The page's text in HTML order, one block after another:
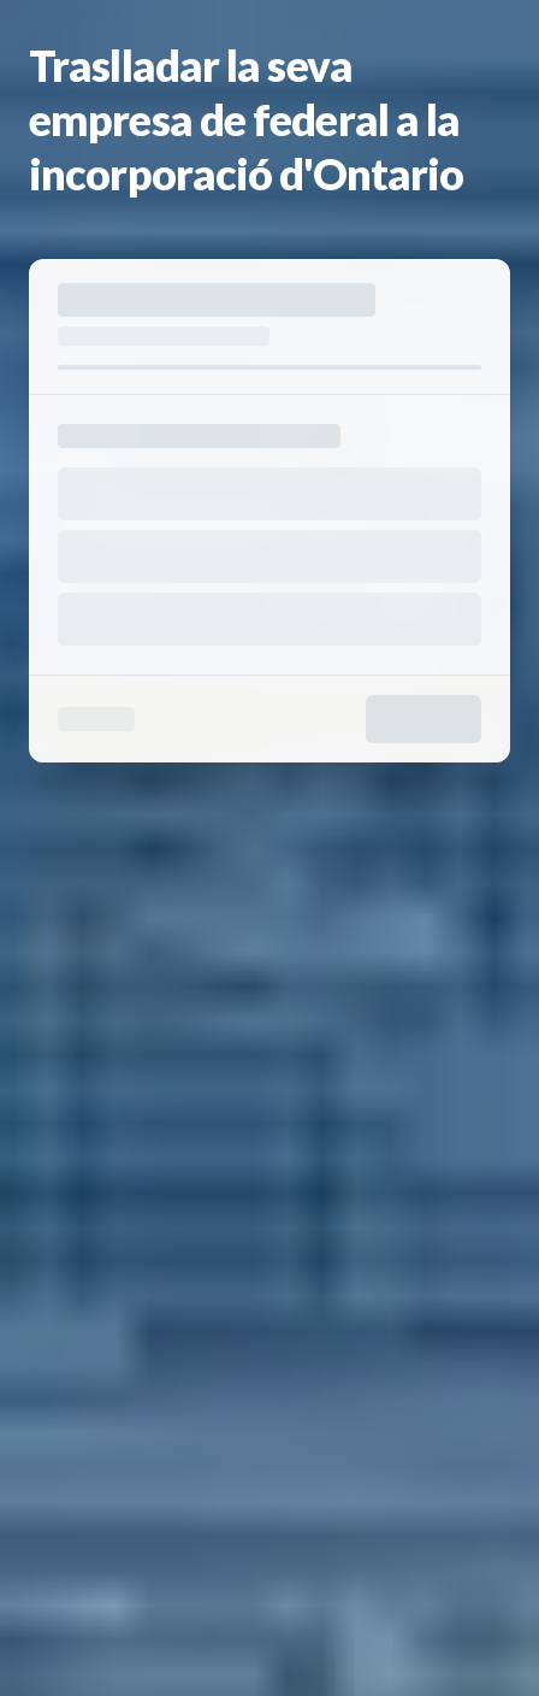
Traslladar la seva
empresa de federal a la
incorporació d'Ontario